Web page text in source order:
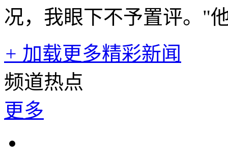
况，我眼下不予置评。"
+ 加载更多精彩新闻
频道热点
更多